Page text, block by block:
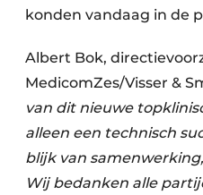
konden vandaag in de
Albert Bok,
MedicomZes/Visser &
van dit nieuwe
alleen een technisch
blijk van
Wij bedanken alle